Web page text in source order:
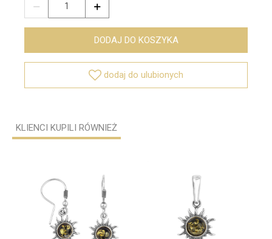
 
DODAJ DO KOSZYKA
 dodaj do ulubionych
KLIENCI KUPILI RÓWNIEŻ